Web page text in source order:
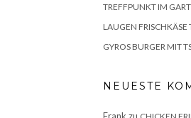
TREFFPUNKT IM
LAUGEN FRISCHKÄSE
GYROS BURGER MIT
NEUESTE